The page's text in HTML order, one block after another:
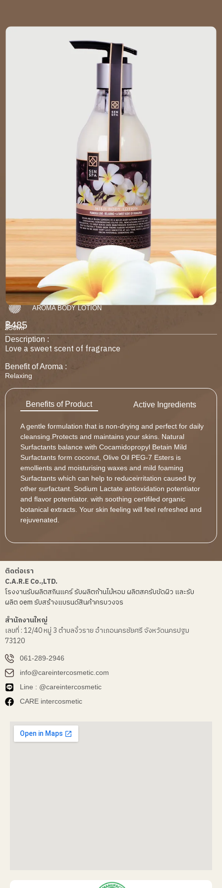
AROMA BODY LOTION
฿485
250ml
Description :
Love a sweet scent of fragrance
Benefit of Aroma :
Relaxing
Benefits of Product Active Ingredients
A gentle formulation that is non-drying and perfect for daily
cleansing.Protects and maintains your skins. Natural
Surfactants balance with Cocamidopropyl Betain Mild
Surfactants form coconut, Olive Oil PEG-7 Esters is
emollients and moisturising waxes and mild foaming
Surfactants which can help to reduceirritation caused by
other surfactant. Sodium Lactate antioxidation potentiator
and flavor potentiator. with soothing certifiled organic
botanical extracts. Your skin feeling will feel refreshed and
rejuvenated.
ติดต่อเรา
C.A.R.E Co.,LTD.
โรงงานรับผลิตสกินแคร์รับผลิตก้านไม้หอม ผลิตสครับขัดผิว และรับ
ผลิต oemรับสร้างแบรนด์สินค้าครบวงจร
สำนักงานใหญ่
เลขที่ : 12/40 หมู่ 3 ตำบลงิ้วราย อำเภอนครชัยศรี จังหวัดนครปฐม
73120
061-289-2946
info@careintercosmetic.com
Line : @careintercosmetic
CARE intercosmetic